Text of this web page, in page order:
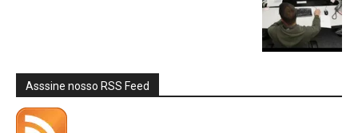
Asssine nosso RSS Feed